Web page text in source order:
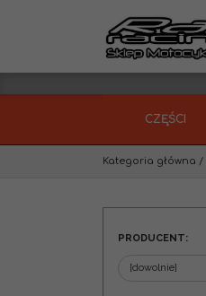
CZĘŚCI
Kategoria główna /
PRODUCENT: